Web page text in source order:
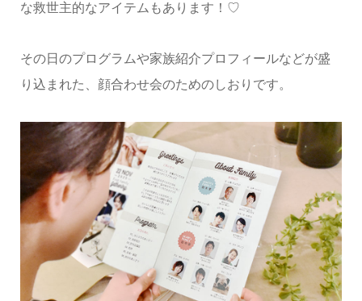
な救世主的なアイテムもあります！♡
その日のプログラムや家族紹介プロフィールなどが盛
り込まれた、顔合わせ会のためのしおりです。